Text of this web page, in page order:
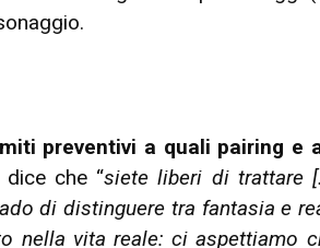
preventivi a quali pairing e
che “siete liberi di trattare
di distinguere tra fantasia e
nella vita reale: ci aspettiamo